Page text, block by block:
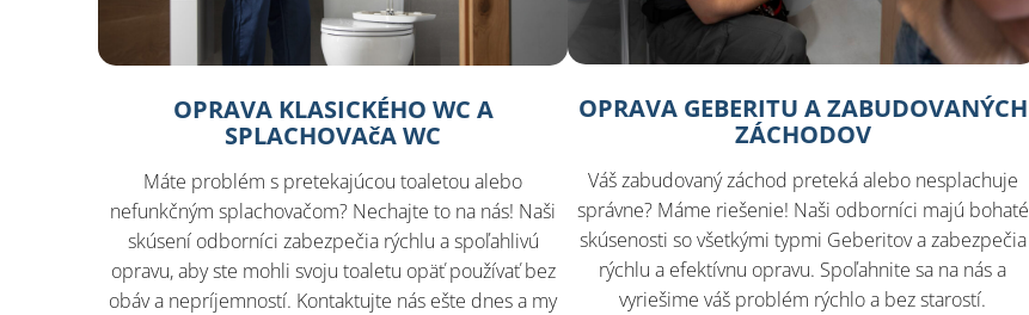
OPRAVA KLASICKÉHO WC A
SPLACHOVAčA WC
Máte problém s pretekajúcou toaletou alebo
nefunkčným splachovačom? Nechajte to na nás! Naši
skúsení odborníci zabezpečia rýchlu a spoľahlivú
opravu, aby ste mohli svoju toaletu opäť používať bez
obáv a nepríjemností. Kontaktujte nás ešte dnes a my
OPRAVA GEBERITU A ZABUDOVANÝCH
ZÁCHODOV
Váš zabudovaný záchod preteká alebo nesplachuje
správne? Máme riešenie! Naši odborníci majú bohaté
skúsenosti so všetkými typmi Geberitov a zabezpečia
rýchlu a efektívnu opravu. Spoľahnite sa na nás a
vyriešime váš problém rýchlo a bez starostí.